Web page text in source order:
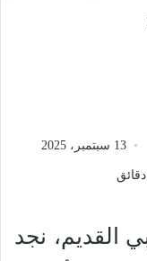
13 سبتمبر، 2025
القديم، نجد